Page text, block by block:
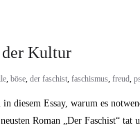
der Kultur
, böse, der faschist, faschismus, freud,
diesem Essay, warum es
Roman „Der Faschist“ tat